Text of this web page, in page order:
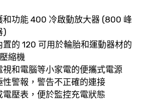
和功能 400 冷啟動放大器 (800 峰
)
置的 120 可用於輪胎和運動器材的
縮機
視和電腦等小家電的便攜式電源
性警報，警告不正確的連接
電壓表，便於監控充電狀態